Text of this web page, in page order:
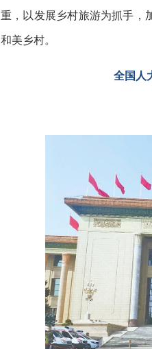
重，以发展乡村旅游为抓手，
和美乡村。
全国人